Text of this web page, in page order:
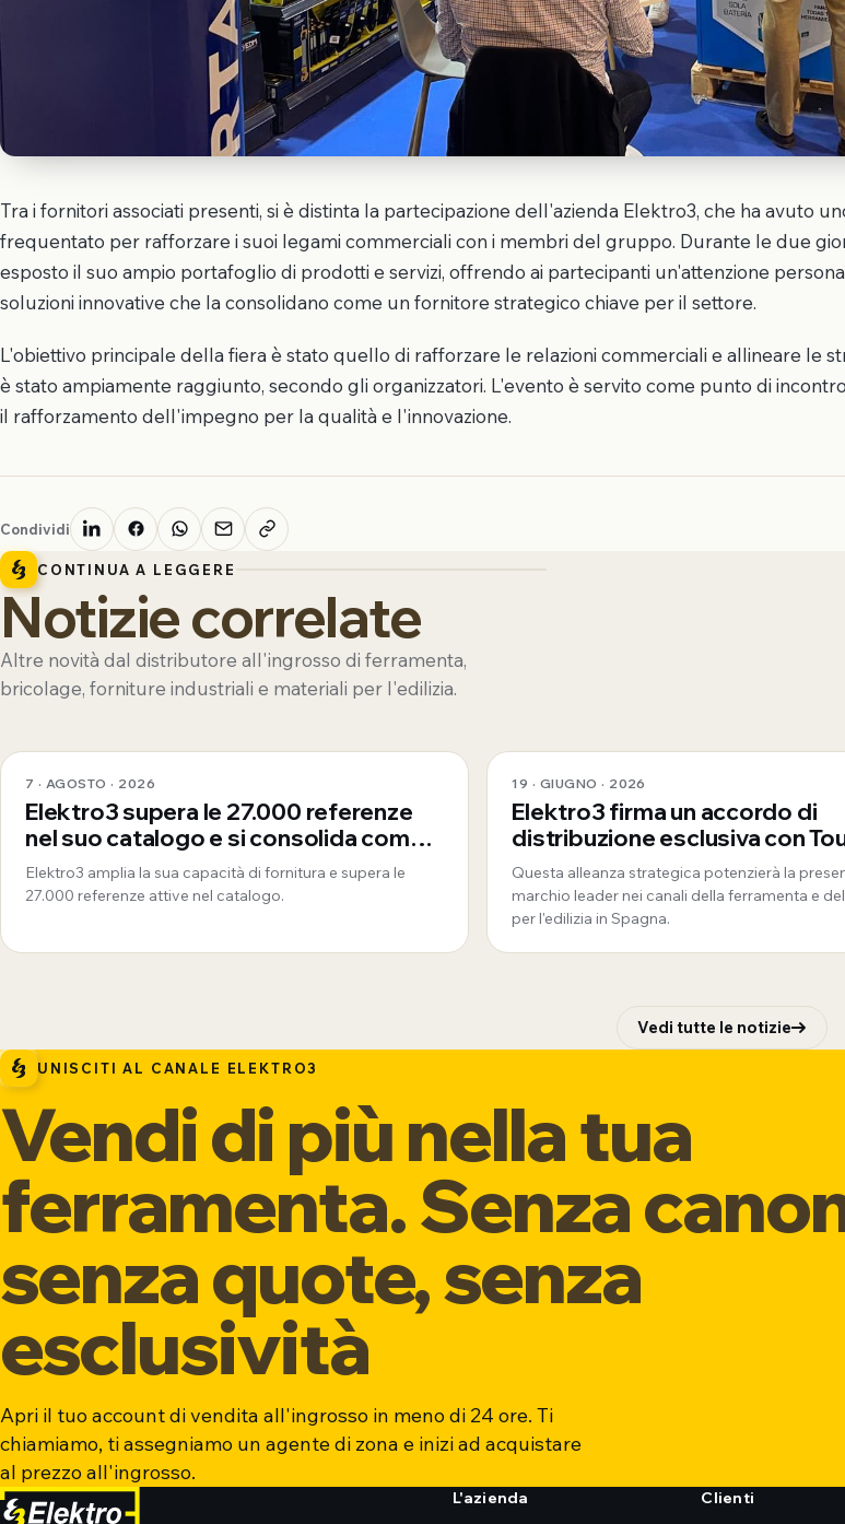
Tra i fornitori associati presenti, si è distinta la partecipazione dell'azienda Elektro3, che ha avuto
frequentato per rafforzare i suoi legami commerciali con i membri del gruppo. Durante le due
esposto il suo ampio portafoglio di prodotti e servizi, offrendo ai partecipanti un'attenzione
soluzioni innovative che la consolidano come un fornitore strategico chiave per il settore.
L'obiettivo principale della fiera è stato quello di rafforzare le relazioni commerciali e allineare le
è stato ampiamente raggiunto, secondo gli organizzatori. L'evento è servito come punto di
il rafforzamento dell'impegno per la qualità e l'innovazione.
Condividi
CONTINUA A LEGGERE
Notizie correlate
Altre novità dal distributore all'ingrosso di ferramenta,
bricolage, forniture industriali e materiali per l'edilizia.
7 · AGOSTO · 2026
Elektro3 supera le 27.000 referenze
nel suo catalogo e si consolida come
fornitore globale a 360°
Elektro3 amplia la sua capacità di fornitura e supera le
27.000 referenze attive nel catalogo.
19 · GIUGNO · 2026
Elektro3 firma un accordo di
distribuzione esclusiva con
Questa alleanza strategica potenzierà la
marchio leader nei canali della ferramenta e
per l'edilizia in Spagna.
Vedi tutte le notizie
UNISCITI AL CANALE ELEKTRO3
Vendi di più nella tua
ferramenta. Senza
senza quote, senza
esclusività
Apri il tuo account di vendita all'ingrosso in meno di 24 ore. Ti
chiamiamo, ti assegniamo un agente di zona e inizi ad acquistare
al prezzo all'ingrosso.
L'azienda Clienti